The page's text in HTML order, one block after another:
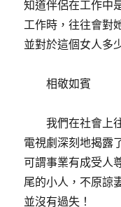
知道伴侶在工作中
工作時，往往會對
並對於這個女人多
相敬如賓
我們在社會上往
電視劇深刻地揭露
可謂事業有成受人
尾的小人，不原諒
並沒有過失！